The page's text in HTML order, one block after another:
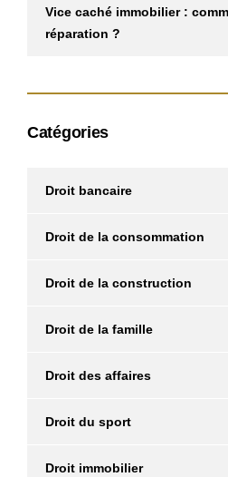
Vice caché immobilier :
réparation ?
Catégories
Droit bancaire
Droit de la consommation
Droit de la construction
Droit de la famille
Droit des affaires
Droit du sport
Droit immobilier